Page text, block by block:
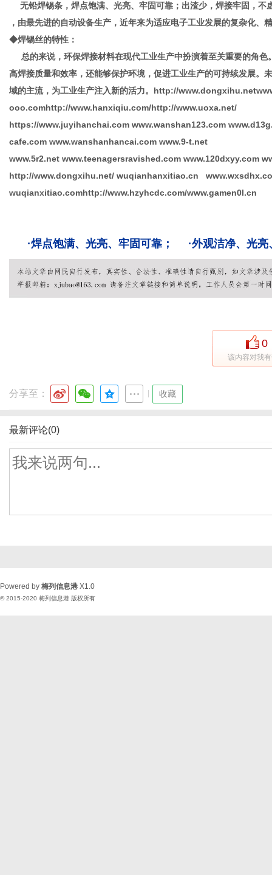
无铅焊锡条，焊点饱满、光亮、牢固可靠；出渣少，焊接牢固，不
，由最先进的自动设备生产，近年来为适应电子工业发展的复杂化
◆焊锡丝的特性：
总的来说，环保焊接材料在现代工业生产中扮演着至关重要的角色
高焊接质量和效率，还能够保护环境，促进工业生产的可持续发展。
域的主流，为工业生产注入新的活力。http://
ooo.comhttp://www.hanxiqiu.com/http://www.uoxa.net/
https://www.juyihanchai.com www.wanshan123.com
cafe.com www.wanshanhancai.com www.9-t.net
www.5r2.net www.teenagersravished.com www.120dxyy.com
http://www.dongxihu.net/ wuqianhanxitiao.cn
wuqianxitiao.comhttp://www.hzyhcdc.com/www.gamen0l.cn
·焊点饱满、光亮、牢固可靠； ·外观洁净、光亮
0
该内容对我
分享至： 收藏
最新评论(0)
Powered by 梅列信息港 X1.0
© 2015-2020 梅列信息港 版权所有